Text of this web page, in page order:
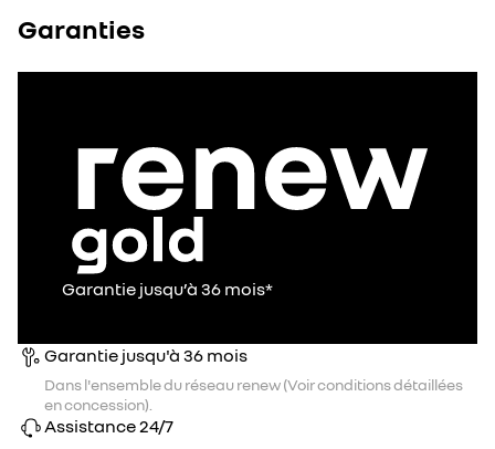
Garanties
Garantie jusqu’à 36 mois*
Garantie jusqu'à 36 mois
Dans l'ensemble du réseau renew (Voir conditions détaillées
en concession).
Assistance 24/7